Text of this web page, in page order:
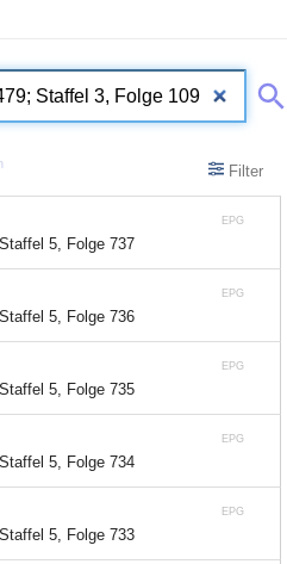
Filter
EPG
5, Folge 737
EPG
5, Folge 736
EPG
5, Folge 735
EPG
5, Folge 734
EPG
5, Folge 733